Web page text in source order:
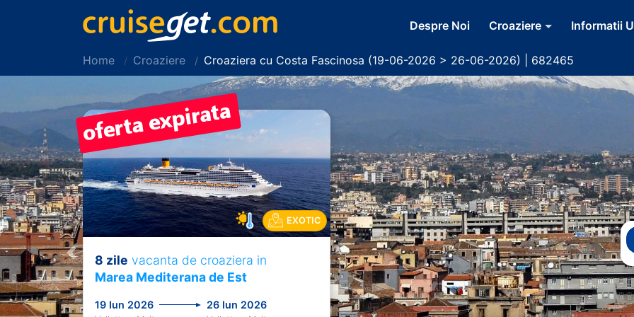
Despre Noi Croaziere Informatii
Home Croaziere Croaziera cu Costa Fascinosa (19-06-2026 > 26-06-2026) | 682465
Previous
EXOTIC
8 zile vacanta de croaziera in
Marea Mediterana de Est
19 Iun 2026 26 Iun 2026